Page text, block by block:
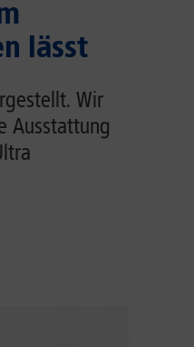
lässt
Wir
Ausstattung